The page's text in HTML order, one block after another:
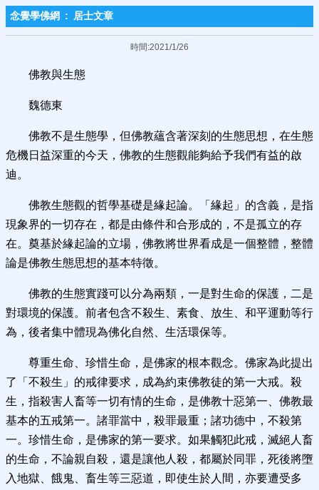
念覺學佛網 : 居士文章
時間:2021/1/26
佛教與生態
魏德東
佛教不是生態學，但佛教蘊含著深刻的生態思想，在生態
危機日益深重的今天，佛教的生態觀能夠給予我們有益的啟
迪。
佛教生態觀的哲學基礎是緣起論。「緣起」的含義，是指
現象界的一切存在，都是由條件和合形成的，不是孤立的存
在。奠基於緣起論的立場，佛教將世界看成是一個整體，整體
論是佛教生態思想的基本特徵。
佛教的生態實踐可以分為兩類，一是對生命的保護，二是
對環境的保護。前者包含不殺生、素食、放生、和平運動等行
為，後者集中體現為佛化自然、生活環保等。
尊重生命、珍惜生命，是佛家的根本觀念。佛家為此提出
了「不殺生」的戒律要求，成為約束佛教徒的第一大戒。殺
生，指殺害人畜等一切有情的生命，是佛教十惡第一、佛教最
基本的五戒第一。諸罪當中，殺罪最重；諸功德中，不殺第
一。珍惜生命，是佛家的第一要求。如果觸犯此戒，滅絕人畜
的生命，不論親自殺，還是讓他人殺，都屬於同罪，死後將墮
入地獄、餓鬼、畜生等三惡道，即使生於人間，亦要遭受多